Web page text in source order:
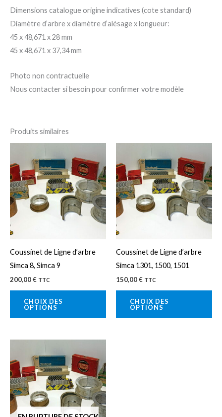
Dimensions catalogue origine indicatives (cote standard)
Diamètre d’arbre x diamètre d’alésage x longueur:
45 x 48,671 x 28 mm
45 x 48,671 x 37,34 mm
Photo non contractuelle
Nous contacter si besoin pour confirmer votre modèle
Produits similaires
Coussinet de Ligne d’arbre
Simca 8, Simca 9
200,00€ TTC
CHOIX DES
OPTIONS
produit
a
plusieurs
variations.
Les
options
être
choisies
Coussinet de Ligne d’arbre
Simca 1301, 1500, 1501
150,00€ TTC
CHOIX DES
OPTIONS
a
a
plusieurs
variations.
Les